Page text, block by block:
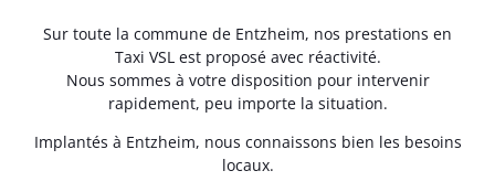
Sur toute la commune de Entzheim, nos prestations en
Taxi VSL est proposé avec réactivité.
Nous sommes à votre disposition pour intervenir
rapidement, peu importe la situation.
Implantés à Entzheim, nous connaissons bien les besoins
locaux.